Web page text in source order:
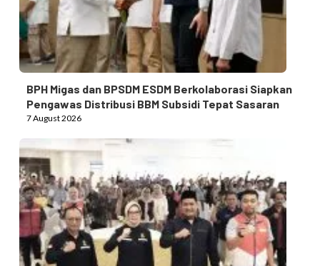
BPH Migas dan BPSDM ESDM Berkolaborasi Siapkan
Pengawas Distribusi BBM Subsidi Tepat Sasaran
7 August 2026